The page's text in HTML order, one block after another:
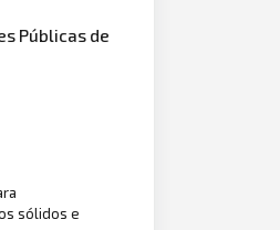
Públicas de
sólidos e